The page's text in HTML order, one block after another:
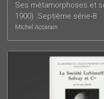
Ses métamorphoses et
1900) .Septième série-8
Michel Accarain